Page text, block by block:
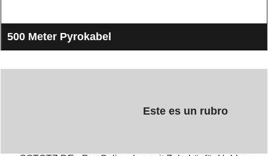
500 Meter Pyrokabel
Este es un rubro